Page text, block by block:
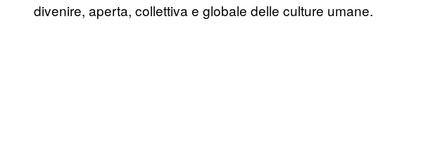
divenire, aperta, collettiva e globale delle culture umane.